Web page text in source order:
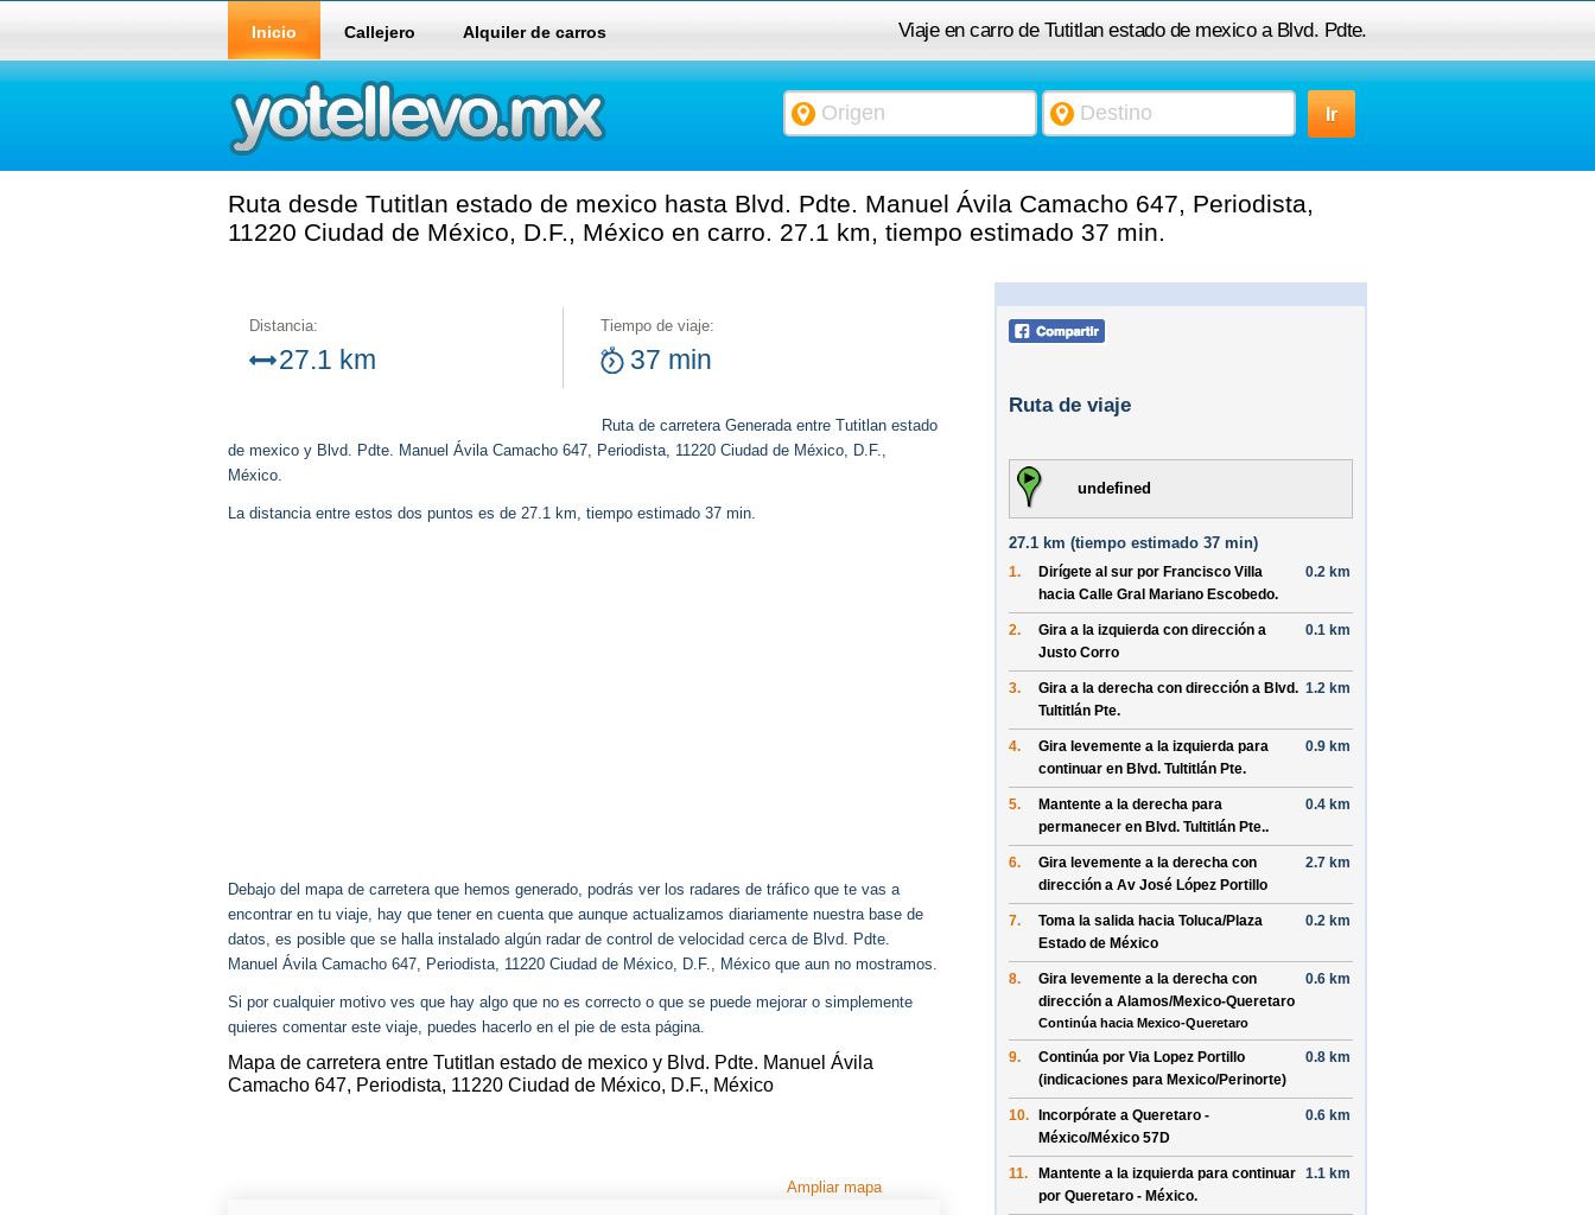
Viaje en carro de Tutitlan estado de mexico a Blvd. Pdte.
Manuel Ávila Camacho 647, Periodista, 11220 Ciudad de
Inicio Callejero Alquiler de carros
Ruta desde Tutitlan estado de mexico hasta Blvd. Pdte. Manuel Ávila Camacho 647, Periodista,
11220 Ciudad de México, D.F., México en carro. 27.1 km, tiempo estimado 37 min.
Distancia:
27.1 km
Tiempo de viaje:
37 min
Ruta de carretera Generada entre Tutitlan estado
de mexico y Blvd. Pdte. Manuel Ávila Camacho 647, Periodista, 11220 Ciudad de México, D.F.,
México.
La distancia entre estos dos puntos es de 27.1 km, tiempo estimado 37 min.
Debajo del mapa de carretera que hemos generado, podrás ver los radares de tráfico que te vas a
encontrar en tu viaje, hay que tener en cuenta que aunque actualizamos diariamente nuestra base de
datos, es posible que se halla instalado algún radar de control de velocidad cerca de Blvd. Pdte.
Manuel Ávila Camacho 647, Periodista, 11220 Ciudad de México, D.F., México que aun no mostramos.
Si por cualquier motivo ves que hay algo que no es correcto o que se puede mejorar o simplemente
quieres comentar este viaje, puedes hacerlo en el pie de esta página.
Mapa de carretera entre Tutitlan estado de mexico y Blvd. Pdte. Manuel Ávila
Camacho 647, Periodista, 11220 Ciudad de México, D.F., México
Ampliar mapa
Ruta de viaje
undefined
27.1 km (tiempo estimado 37 min)
1. Dirígete al sur por Francisco Villa
hacia Calle Gral Mariano Escobedo.
0.2 km
2. Gira a la izquierda con dirección a
Justo Corro
0.1 km
3. Gira a la derecha con dirección a Blvd.
Tultitlán Pte.
1.2 km
4. Gira levemente a la izquierda para
continuar en Blvd. Tultitlán Pte.
0.9 km
5. Mantente a la derecha para
permanecer en Blvd. Tultitlán Pte..
0.4 km
6. Gira levemente a la derecha con
dirección a Av José López Portillo
2.7 km
7. Toma la salida hacia Toluca/Plaza
Estado de México
0.2 km
8. Gira levemente a la derecha con
dirección a Alamos/Mexico-Queretaro
Continúa hacia Mexico-Queretaro
0.6 km
9. Continúa por Via Lopez Portillo
(indicaciones para Mexico/Perinorte)
0.8 km
10. Incorpórate a Queretaro -
México/México 57D
0.6 km
11. Mantente a la izquierda para continuar
por Queretaro - México.
1.1 km